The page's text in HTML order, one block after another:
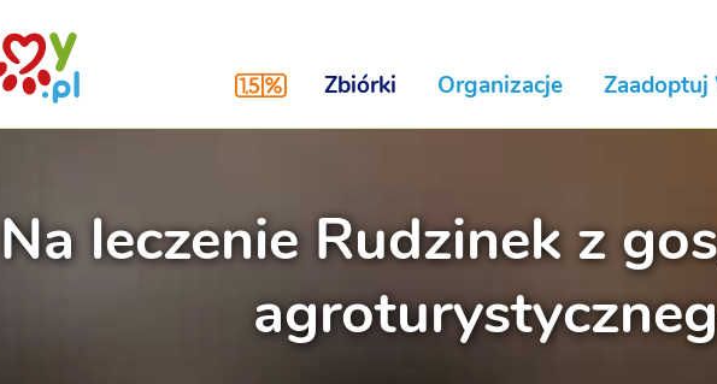
Zbiórki Organizacje
Na leczenie Rudzinek z